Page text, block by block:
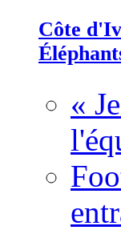
Côte
«